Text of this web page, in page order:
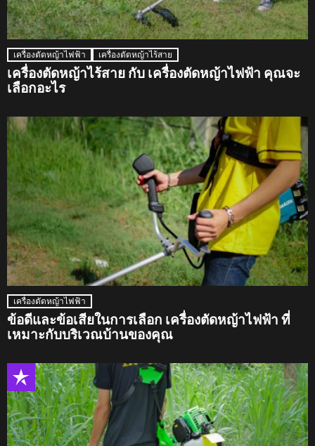
เครื่องตัดหญ้าไฟฟ้า เครื่องตัดหญ้าไร้สาย
เครื่องตัดหญ้าไร้สาย กับ เครื่องตัดหญ้าไฟฟ้า คุณจะ
เลือกอะไร
เครื่องตัดหญ้าไฟฟ้า
ข้อดีและข้อเสียในการเลือก เครื่องตัดหญ้าไฟฟ้า ที่
เหมาะกับบริเวณบ้านของคุณ